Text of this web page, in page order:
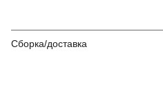
Сборка/доставка